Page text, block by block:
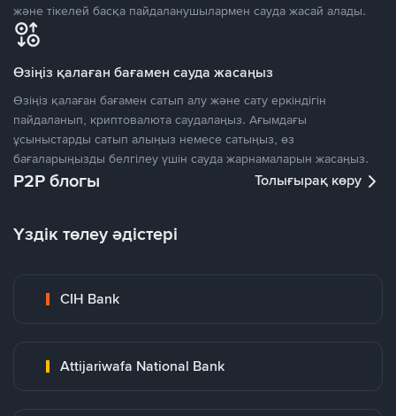
және тікелей басқа пайдаланушылармен сауда жасай алады.
Өзіңіз қалаған бағамен сауда жасаңыз
Өзіңіз қалаған бағамен сатып алу және сату еркіндігін
пайдаланып, криптовалюта саудалаңыз. Ағымдағы
ұсыныстарды сатып алыңыз немесе сатыңыз, өз
бағаларыңызды белгілеу үшін сауда жарнамаларын жасаңыз.
P2P блогы Толығырақ көру
Үздік төлеу әдістері
CIH Bank
Attijariwafa National Bank